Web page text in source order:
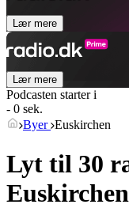
Lær mere
Lær mere
Podcasten starter i
- 0 sek.
Byer Euskirchen
Lyt til 30
Euskirchen